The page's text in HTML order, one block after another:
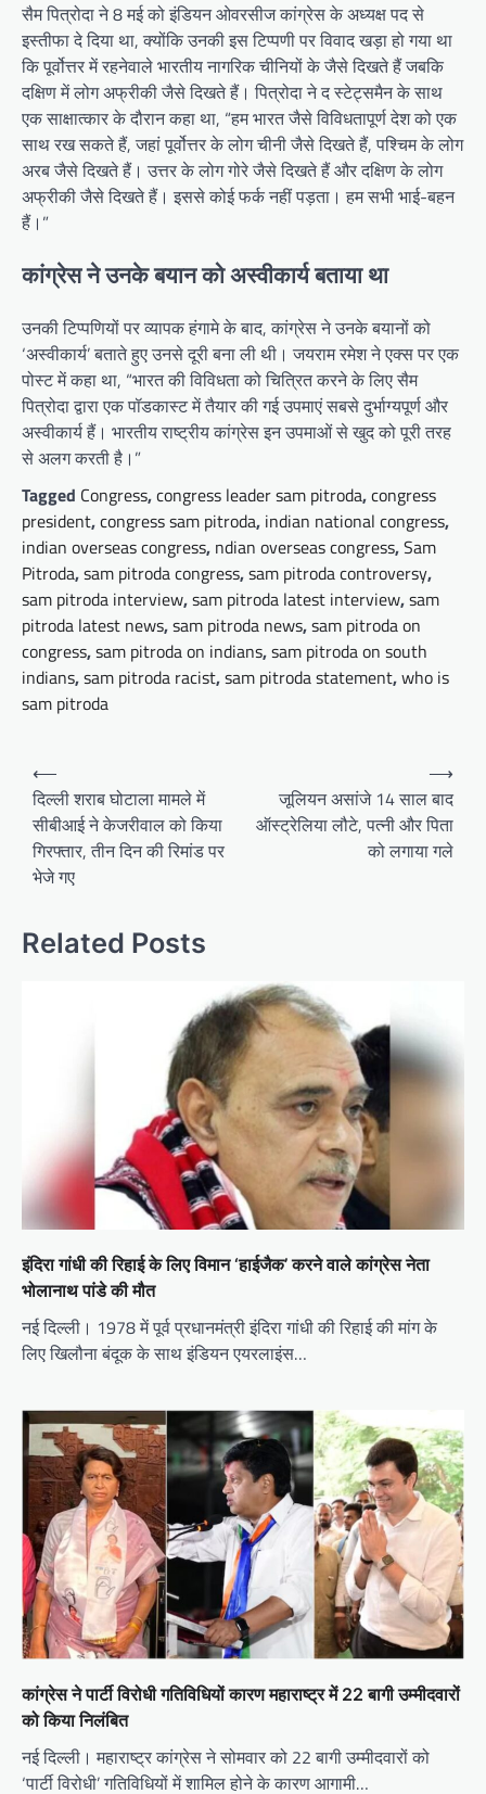
सैम पित्रोदा ने 8 मई को इंडियन ओवरसीज कांग्रेस के अध्यक्ष पद से
इस्तीफा दे दिया था, क्योंकि उनकी इस टिप्पणी पर विवाद खड़ा हो गया था
कि पूर्वोत्तर में रहनेवाले भारतीय नागरिक चीनियों के जैसे दिखते हैं जबकि
दक्षिण में लोग अफ्रीकी जैसे दिखते हैं। पित्रोदा ने द स्टेट्समैन के साथ
एक साक्षात्कार के दौरान कहा था, “हम भारत जैसे विविधतापूर्ण देश को एक
साथ रख सकते हैं, जहां पूर्वोत्तर के लोग चीनी जैसे दिखते हैं, पश्चिम के लोग
अरब जैसे दिखते हैं। उत्तर के लोग गोरे जैसे दिखते हैं और दक्षिण के लोग
अफ्रीकी जैसे दिखते हैं। इससे कोई फर्क नहीं पड़ता। हम सभी भाई-बहन
हैं।”
कांग्रेस ने उनके बयान को अस्वीकार्य बताया था
उनकी टिप्पणियों पर व्यापक हंगामे के बाद, कांग्रेस ने उनके बयानों को
‘अस्वीकार्य’ बताते हुए उनसे दूरी बना ली थी। जयराम रमेश ने एक्स पर एक
पोस्ट में कहा था, “भारत की विविधता को चित्रित करने के लिए सैम
पित्रोदा द्वारा एक पॉडकास्ट में तैयार की गई उपमाएं सबसे दुर्भाग्यपूर्ण और
अस्वीकार्य हैं। भारतीय राष्ट्रीय कांग्रेस इन उपमाओं से खुद को पूरी तरह
से अलग करती है।”
Tagged Congress,congress leader sam pitroda,congress
president,congress sam pitroda, indian national congress,
indian overseas congress, ndian overseas congress,Sam
Pitroda,sam pitroda congress,sam pitroda controversy,
sam pitroda interview,sam pitroda latest interview,sam
pitroda latest news,sam pitroda news,sam pitroda on
congress,sam pitroda on indians,sam pitroda on south
indians,sam pitroda racist,sam pitroda statement,who is
sam pitroda
Post
navigation
⟵
दिल्ली शराब घोटाला मामले में
सीबीआई ने केजरीवाल को किया
गिरफ्तार, तीन दिन की रिमांड पर
भेजे गए
जूलियन असांजे 14 साल बाद
ऑस्ट्रेलिया लौटे, पत्नी और पिता
को लगाया गले
⟶
Related Posts
इंदिरा गांधी की रिहाई के लिए विमान ‘हाईजैक’ करने वाले कांग्रेस नेता
भोलानाथ पांडे की मौत
नई दिल्ली। 1978 में पूर्व प्रधानमंत्री इंदिरा गांधी की रिहाई की मांग के
लिए खिलौना बंदूक के साथ इंडियन एयरलाइंस…
कांग्रेस ने पार्टी विरोधी गतिविधियों कारण महाराष्ट्र में 22 बागी उम्मीदवारों
को किया निलंबित
नई दिल्ली। महाराष्ट्र कांग्रेस ने सोमवार को 22 बागी उम्मीदवारों को
‘पार्टी विरोधी’ गतिविधियों में शामिल होने के कारण आगामी…